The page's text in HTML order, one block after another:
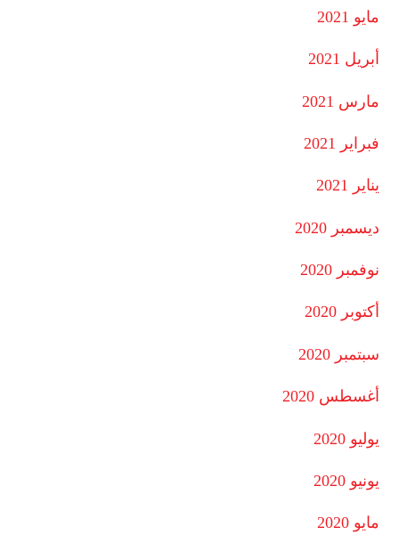
مايو 2021
أبريل 2021
مارس 2021
فبراير 2021
يناير 2021
ديسمبر 2020
نوفمبر 2020
أكتوبر 2020
سبتمبر 2020
أغسطس 2020
يوليو 2020
يونيو 2020
مايو 2020